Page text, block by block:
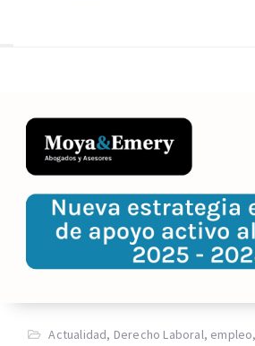
Actualidad, Derecho Laboral, empleo,